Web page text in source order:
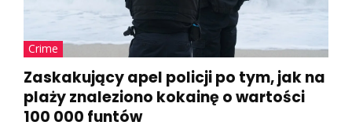
Crime
Zaskakujący apel policji po tym, jak na
plaży znaleziono kokainę o wartości
100 000 funtów